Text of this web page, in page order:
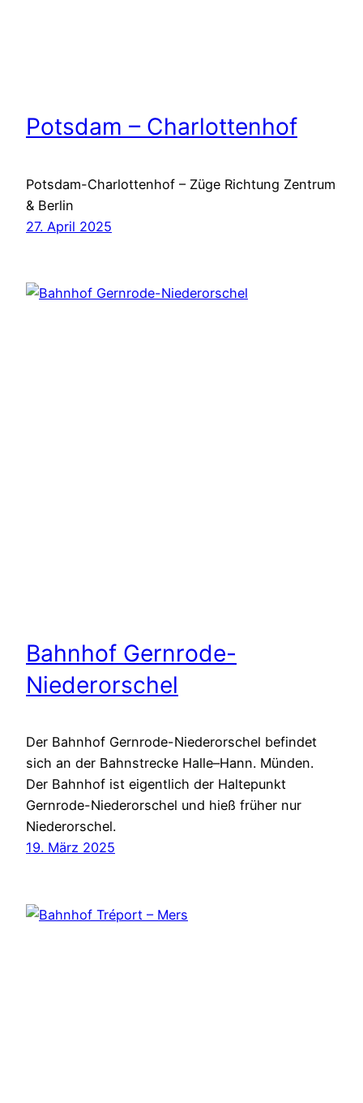
Potsdam – Charlottenhof
Potsdam-Charlottenhof – Züge Richtung Zentrum
& Berlin
27. April 2025
Bahnhof Gernrode-
Niederorschel
Der Bahnhof Gernrode-Niederorschel befindet
sich an der Bahnstrecke Halle–Hann. Münden.
Der Bahnhof ist eigentlich der Haltepunkt
Gernrode-Niederorschel und hieß früher nur
Niederorschel.
19. März 2025